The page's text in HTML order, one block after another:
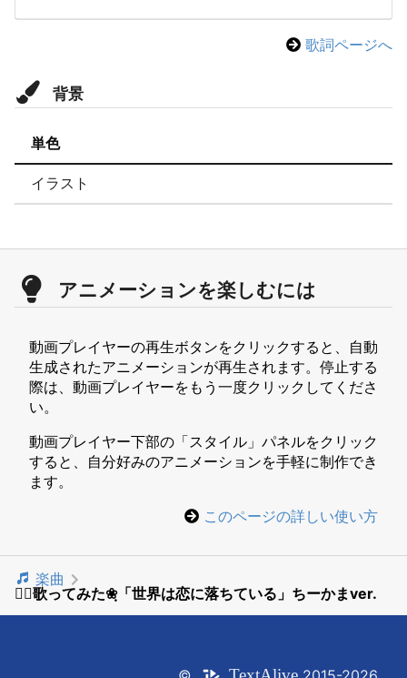
歌詞ページへ
背景
単色
イラスト
アニメーションを楽しむには
動画プレイヤーの再生ボタンをクリックすると、自動
生成されたアニメーションが再生されます。停止する
際は、動画プレイヤーをもう一度クリックしてくださ
い。
動画プレイヤー下部の「スタイル」パネルをクリック
すると、自分好みのアニメーションを手軽に制作でき
ます。
このページの詳しい使い方
楽曲
❀ฺ歌ってみた❀ฺ「世界は恋に落ちている」ちーかまver.